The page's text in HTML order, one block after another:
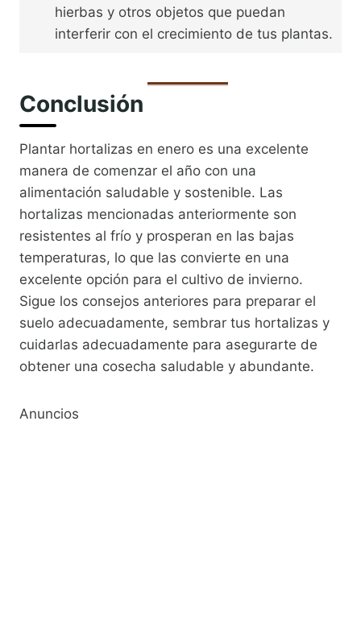
hierbas y otros objetos que puedan
interferir con el crecimiento de tus plantas.
Conclusión
Plantar hortalizas en enero es una excelente
manera de comenzar el año con una
alimentación saludable y sostenible. Las
hortalizas mencionadas anteriormente son
resistentes al frío y prosperan en las bajas
temperaturas, lo que las convierte en una
excelente opción para el cultivo de invierno.
Sigue los consejos anteriores para preparar el
suelo adecuadamente, sembrar tus hortalizas y
cuidarlas adecuadamente para asegurarte de
obtener una cosecha saludable y abundante.
Anuncios